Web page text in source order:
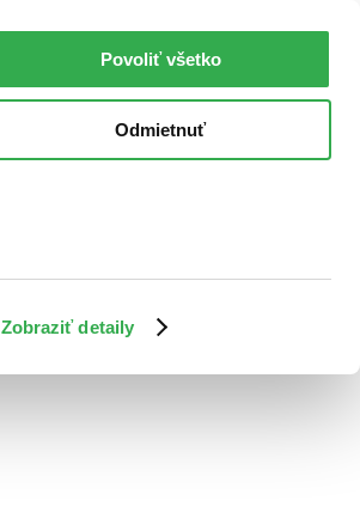
Zobraziť detaily
Povoliť všetko
Odmietnuť